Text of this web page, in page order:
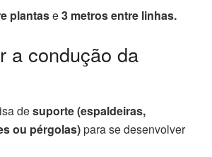
plantase3 metros entre linhas.
a condução da
desuporte (espaldeiras,
ou pérgolas)para se desenvolver